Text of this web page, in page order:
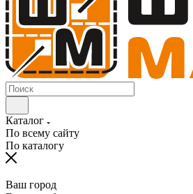
Каталог
По всему сайту
По каталогу
Ваш город